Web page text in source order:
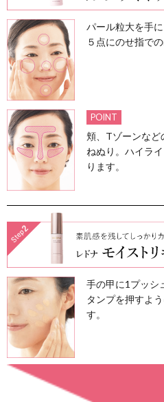
たっぷりのうる
用感なのに
ワンランク上